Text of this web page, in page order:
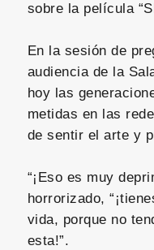
sobre la película
En la sesión de
audiencia de la
hoy las
metidas en las
de sentir el arte y
“¡Eso es muy
horrorizado,
vida, porque no
esta!”.